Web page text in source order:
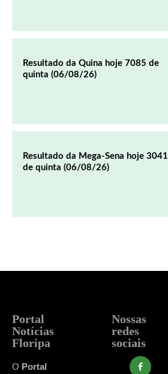
Resultado da Quina hoje 7085 de
quinta (06/08/26)
Resultado da Mega-Sena hoje 3041
de quinta (06/08/26)
Portal
Notícias
Floripa
O Portal
Nossas
redes
sociais